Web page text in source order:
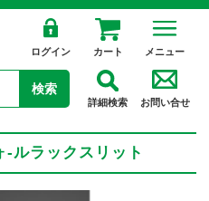
ログイン カート メニュー
検索
詳細検索 お問い合せ
ルラックスリット